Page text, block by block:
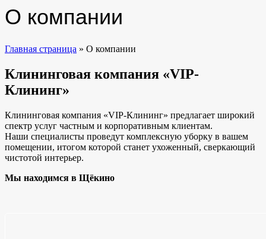
О компании
Главная страница » О компании
Клининговая компания «VIP-
Клининг»
Клининговая компания «VIP-Клининг» предлагает широкий
спектр услуг частным и корпоративным клиентам.
Наши специалисты проведут комплексную уборку в вашем
помещении, итогом которой станет ухоженный, сверкающий
чистотой интерьер.
Мы находимся в Щёкино